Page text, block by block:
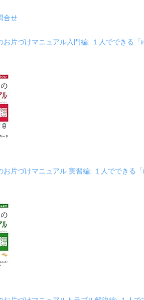
合せ
お片づけマニュアル入門編: １人でできる
お片づけマニュアル 実習編: １人でできる